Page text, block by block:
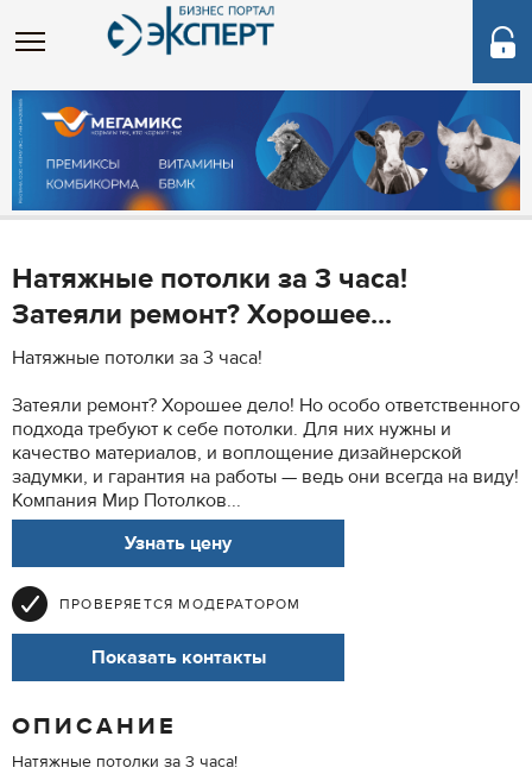
Натяжные потолки за 3 часа!
Затеяли ремонт? Хорошее...
Натяжные потолки за 3 часа!
Затеяли ремонт? Хорошее дело! Но особо ответственного
подхода требуют к себе потолки. Для них нужны и
качество материалов, и воплощение дизайнерской
задумки, и гарантия на работы — ведь они всегда на виду!
Компания Мир Потолков...
Узнать цену
ПРОВЕРЯЕТСЯ МОДЕРАТОРОМ
Показать контакты
ОПИСАНИЕ
Натяжные потолки за 3 часа!